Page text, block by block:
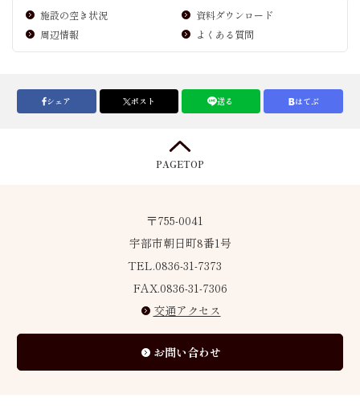
施設の空き状況
資料ダウンロード
周辺情報
よくある質問
シェア ポスト 送る はてぶ
PAGETOP
〒755-0041
宇部市朝日町8番1号
TEL.0836-31-7373
FAX.0836-31-7306
交通アクセス
お問い合わせ